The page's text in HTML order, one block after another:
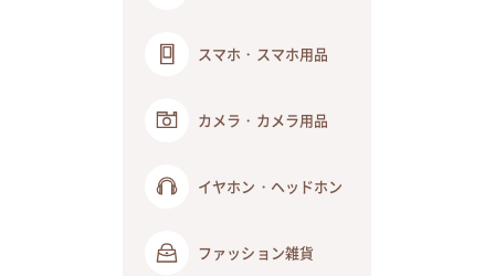
スマホ・スマホ用品
カメラ・カメラ用品
イヤホン・ヘッドホン
ファッション雑貨